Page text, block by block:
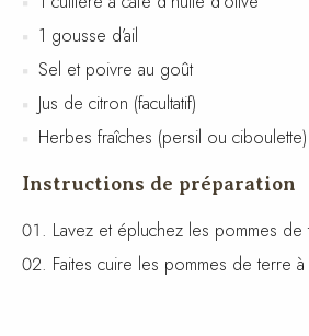
1 gousse d’ail
Sel et poivre au goût
Jus de citron (facultatif)
Herbes fraîches (persil ou
Instructions de préparation
Lavez et épluchez les pommes
Faites cuire les pommes de terre